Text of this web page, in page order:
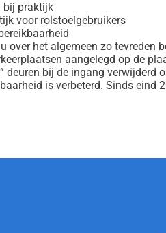
bij praktijk
voor rolstoelgebruikers
over het algemeen zo tevreden
aangelegd op de
deuren bij de ingang
is verbeterd. Sinds eind